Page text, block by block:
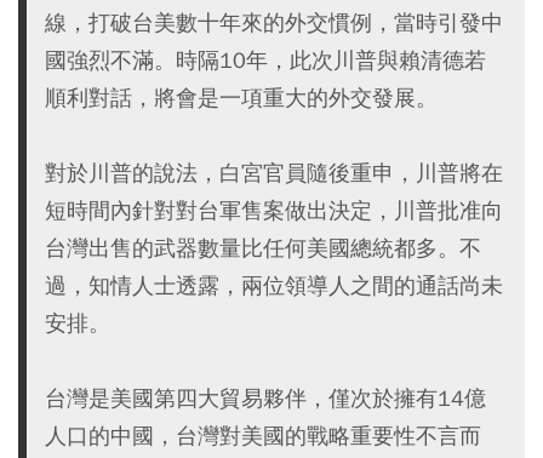
線，打破台美數十年來的外交慣例，當時引發中
國強烈不滿。時隔10年，此次川普與賴清德若
順利對話，將會是一項重大的外交發展。
對於川普的說法，白宮官員隨後重申，川普將在
短時間內針對對台軍售案做出決定，川普批准向
台灣出售的武器數量比任何美國總統都多。不
過，知情人士透露，兩位領導人之間的通話尚未
安排。
台灣是美國第四大貿易夥伴，僅次於擁有14億
人口的中國，台灣對美國的戰略重要性不言而